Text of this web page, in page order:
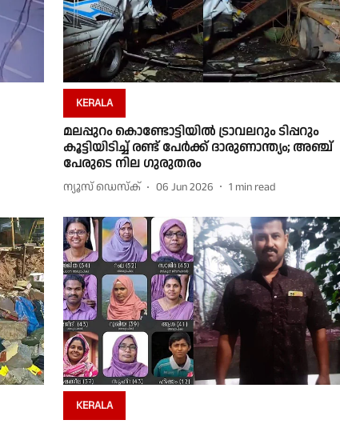
KERALA
മലപ്പുറം കൊണ്ടോട്ടിയിൽ ട്രാവലറും ടിപ്പറും
കൂട്ടിയിടിച്ച് രണ്ട് പേർക്ക് ദാരുണാന്ത്യം; അഞ്ച്
പേരുടെ നില ഗുരുതരം
ന്യൂസ് ഡെസ്ക് 06 Jun 2026 1 min read
KERALA